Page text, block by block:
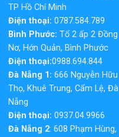
TP Hồ Chí Minh
Điện thoại: 0787.584.789
Bình Phước: Tổ 2 ấp 2 Đồng
Nơ, Hớn Quản, Bình Phước
Điện thoại:0988.694.844
Đà Nẵng 1: 666 Nguyễn Hữu
Thọ, Khuê Trung, Cẩm Lệ, Đà
Nẵng
Điện thoại: 0937.04.9966
Đà Nẵng 2: 608 Phạm Hùng,